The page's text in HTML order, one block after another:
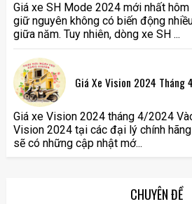
Giá xe SH Mode 2024 mới nhất
giữ nguyên không có biến động
giữa năm. Tuy nhiên, dòng xe SH ...
Giá Xe Vision 2024 Tháng
Giá xe Vision 2024 tháng 4/2024
Vision 2024 tại các đại lý chính
sẽ có những cập nhật mớ...
CHUYÊN ĐỀ